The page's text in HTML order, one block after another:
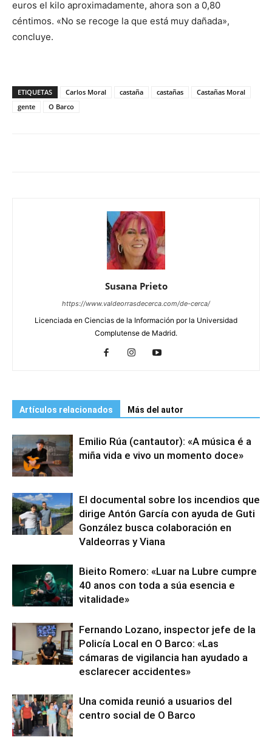
euros el kilo aproximadamente, ahora son a 0,80
céntimos. «No se recoge la que está muy dañada»,
concluye.
ETIQUETAS Carlos Moral castaña castañas
Castañas Moral
gente
O Barco
Susana Prieto
https://www.valdeorrasdecerca.com/de-cerca/
Licenciada en Ciencias de la Información por la Universidad
Complutense de Madrid.
Artículos relacionados Más del autor
Emilio Rúa (cantautor): «A música é a
miña vida e vivo un momento doce»
El documental sobre los incendios que
dirige Antón García con ayuda de Guti
González busca colaboración en
Valdeorras y Viana
Bieito Romero: «Luar na Lubre cumpre
40 anos con toda a súa esencia e
vitalidade»
Fernando Lozano, inspector jefe de la
Policía Local en O Barco: «Las
cámaras de vigilancia han ayudado a
esclarecer accidentes»
Una comida reunió a usuarios del
centro social de O Barco